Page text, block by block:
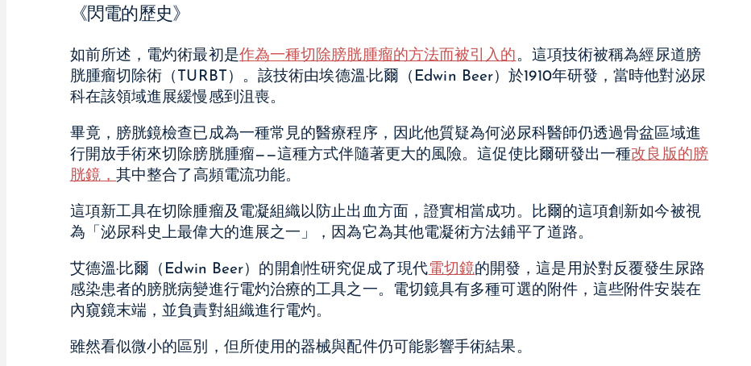
《閃電的歷史》
如前所述，電灼術最初是作為一種切除膀胱腫瘤的方法而被引入的 。這項技術被稱為經尿道膀
胱腫瘤切除術（TURBT）。該技術由埃德溫·比爾（Edwin Beer）於1910年研發，當時他對泌尿
科在該領域進展緩慢感到沮喪。
畢竟，膀胱鏡檢查已成為一種常見的醫療程序，因此他質疑為何泌尿科醫師仍透過骨盆區域進
行開放手術來切除膀胱腫瘤——這種方式伴隨著更大的風險。這促使比爾研發出一種改良版的膀
胱鏡， 其中整合了高頻電流功能。
這項新工具在切除腫瘤及電凝組織以防止出血方面，證實相當成功。比爾的這項創新如今被視
為「泌尿科史上最偉大的進展之一」，因為它為其他電凝術方法鋪平了道路。
艾德溫·比爾（Edwin Beer）的開創性研究促成了現代電切鏡的開發，這是用於對反覆發生尿路
感染患者的膀胱病變進行電灼治療的工具之一。電切鏡具有多種可選的附件，這些附件安裝在
內窺鏡末端，並負責對組織進行電灼。
雖然看似微小的區別，但所使用的器械與配件仍可能影響手術結果。